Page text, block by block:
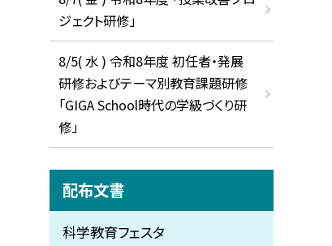
ジェクト研修」
8/5( 水 ) 令和8年度 初任者・発展
研修およびテーマ別教育課題研修
「GIGA School時代の学級づくり研
修」
配布文書
科学教育フェスタ